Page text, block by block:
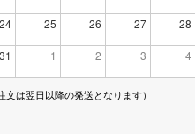
24 25 26 27 28
31 1 2 3 4
文は翌日以降の発送となります）